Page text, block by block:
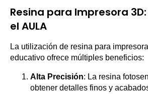
Resina para Impresora
el AULA
La utilización de resina para
educativo ofrece múltiples beneficios:
Alta Precisión: La resina
obtener detalles finos y